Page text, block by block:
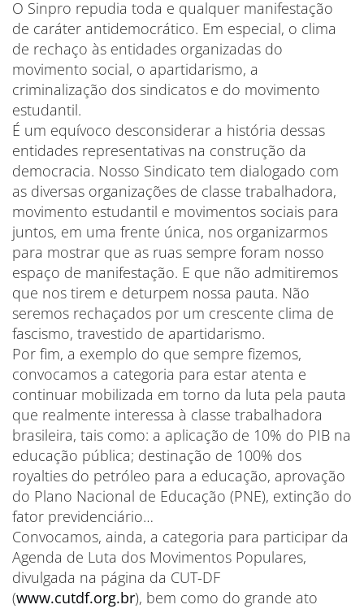
O Sinpro repudia toda e qualquer manifestação
de caráter antidemocrático. Em especial, o clima
de rechaço às entidades organizadas do
movimento social, o apartidarismo, a
criminalização dos sindicatos e do movimento
estudantil.
É um equívoco desconsiderar a história dessas
entidades representativas na construção da
democracia. Nosso Sindicato tem dialogado com
as diversas organizações de classe trabalhadora,
movimento estudantil e movimentos sociais para
juntos, em uma frente única, nos organizarmos
para mostrar que as ruas sempre foram nosso
espaço de manifestação. E que não admitiremos
que nos tirem e deturpem nossa pauta. Não
seremos rechaçados por um crescente clima de
fascismo, travestido de apartidarismo.
Por fim, a exemplo do que sempre fizemos,
convocamos a categoria para estar atenta e
continuar mobilizada em torno da luta pela pauta
que realmente interessa à classe trabalhadora
brasileira, tais como: a aplicação de 10% do PIB na
educação pública; destinação de 100% dos
royalties do petróleo para a educação, aprovação
do Plano Nacional de Educação (PNE), extinção do
fator previdenciário…
Convocamos, ainda, a categoria para participar da
Agenda de Luta dos Movimentos Populares,
divulgada na página da CUT-DF
(www.cutdf.org.br), bem como do grande ato